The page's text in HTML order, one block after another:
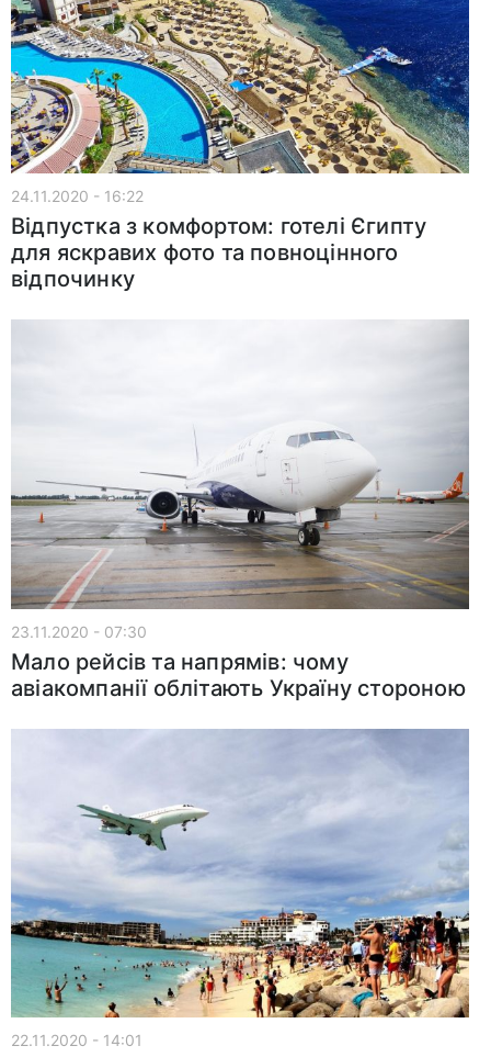
24.11.2020 - 16:22
Відпустка з комфортом: готелі Єгипту
для яскравих фото та повноцінного
відпочинку
23.11.2020 - 07:30
Мало рейсів та напрямів: чому
авіакомпанії облітають Україну стороною
22.11.2020 - 14:01